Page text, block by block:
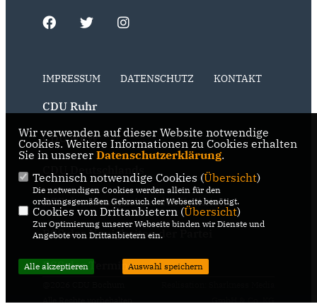
IMPRESSUM DATENSCHUTZ KONTAKT
CDU Ruhr
CDU NRW
RSS der Neuigkeiten der Fraktion
RSS der Neuigkeiten der Partei
RSS der Termine
Wir verwenden auf dieser Website notwendige
Cookies. Weitere Informationen zu Cookies erhalten
Sie in unserer Datenschutzerklärung.
Technisch notwendige Cookies (Übersicht)
Die notwendigen Cookies werden allein für den
ordnungsgemäßen Gebrauch der Webseite benötigt.
Cookies von Drittanbietern (Übersicht)
Zur Optimierung unserer Webseite binden wir Dienste und
Angebote von Drittanbietern ein.
Alle akzeptieren Auswahl speichern